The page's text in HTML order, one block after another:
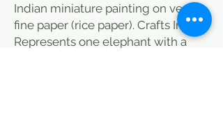
Indian miniature painting on very
fine paper (rice paper). Crafts India.
Represents one elephant with a